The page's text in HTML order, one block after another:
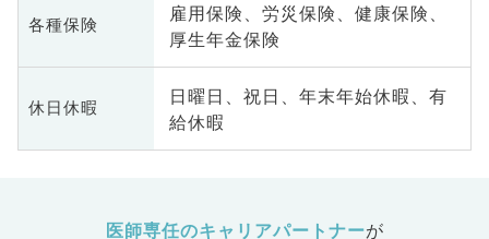
各種保険
雇用保険、労災保険、健康保険、
厚生年金保険
休日休暇
日曜日、祝日、年末年始休暇、有
給休暇
医師専任のキャリアパートナーが